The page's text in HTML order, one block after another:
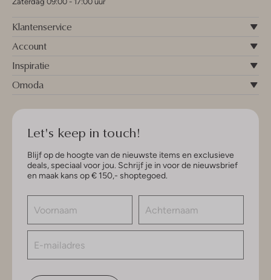
Klantenservice
Account
Inspiratie
Omoda
Let's keep in touch!
Blijf op de hoogte van de nieuwste items en exclusieve
deals, speciaal voor jou. Schrijf je in voor de nieuwsbrief
en maak kans op € 150,- shoptegoed.